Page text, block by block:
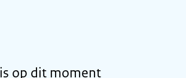
op dit moment